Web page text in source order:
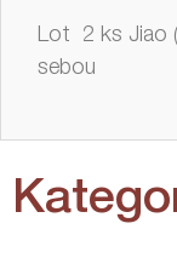
Lot 2 ks Jiao
sebou